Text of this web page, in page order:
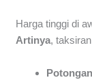
Harga tinggi di
Artinya,